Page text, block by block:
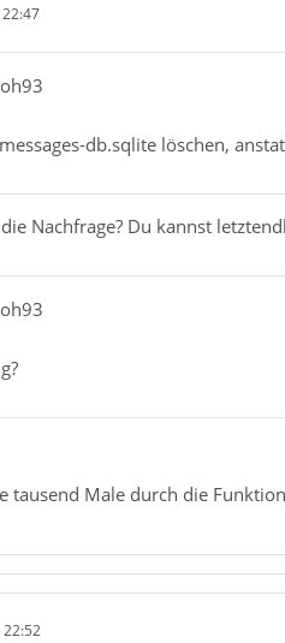
db.sqlite löschen,
Nachfrage? Du kannst
tausend Male durch die